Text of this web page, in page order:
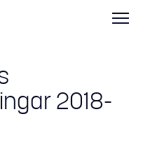
2018-